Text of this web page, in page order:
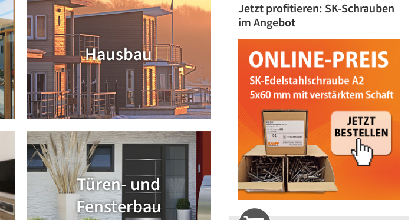
Hausbau
Türen- und
Fensterbau
Jetzt profitieren: SK-Schrauben
im Angebot